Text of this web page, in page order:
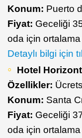
Konum: Puerto
Fiyat: Geceliği
oda için ortalama
Detaylı bilgi için
Hotel
Özellikler:
Konum: Santa
Fiyat: Geceliği
oda için ortalama